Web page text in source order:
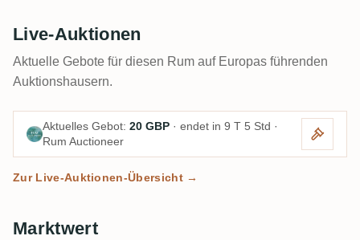
Live-Auktionen
Aktuelle Gebote für diesen Rum auf Europas führenden
Auktionshausern.
Aktuelles Gebot: 20 GBP · endet in 9 T 5 Std ·
Rum Auctioneer
Zur Live-Auktionen-Übersicht →
Marktwert